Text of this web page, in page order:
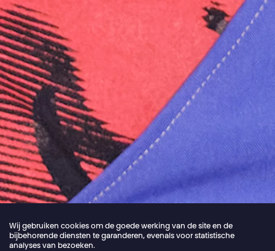
Wij gebruiken cookies om de goede werking van de site en de
bijbehorende diensten te garanderen, evenals voor statistische
analyses van bezoeken.